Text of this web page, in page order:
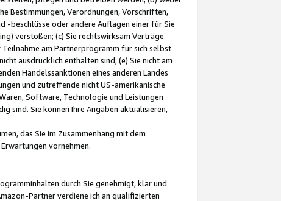
Bestimmungen, Verordnungen, Vorschriften,
-beschlüsse oder andere Auflagen einer für Sie
verstoßen; (c) Sie rechtswirksam Verträge
am Partnerprogramm für sich selbst
ausdrücklich enthalten sind; (e) Sie nicht am
Handelssanktionen eines anderen Landes
und zutreffende nicht US-amerikanische
Software, Technologie und Leistungen
sind. Sie können Ihre Angaben aktualisieren,
das Sie im Zusammenhang mit dem
vornehmen.
durch Sie genehmigt, klar und
Partner verdiene ich an qualifizierten